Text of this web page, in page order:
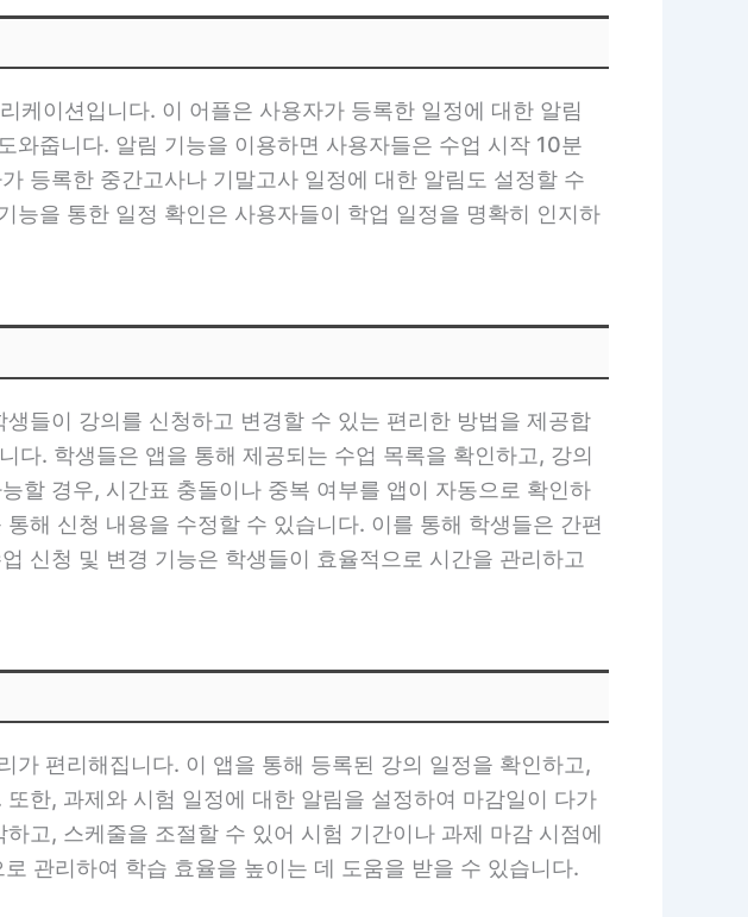
케이션입니다. 이 어플은 사용자가 등록한 일정에 대한 알림
와줍니다. 알림 기능을 이용하면 사용자들은 수업 시작 10분
등록한 중간고사나 기말고사 일정에 대한 알림도 설정할 수
능을 통한 일정 확인은 사용자들이 학업 일정을 명확히 인지하
들이 강의를 신청하고 변경할 수 있는 편리한 방법을 제공합
다. 학생들은 앱을 통해 제공되는 수업 목록을 확인하고, 강의
할 경우, 시간표 충돌이나 중복 여부를 앱이 자동으로 확인하
해 신청 내용을 수정할 수 있습니다. 이를 통해 학생들은 간편
신청 및 변경 기능은 학생들이 효율적으로 시간을 관리하고
가 편리해집니다. 이 앱을 통해 등록된 강의 일정을 확인하고,
한, 과제와 시험 일정에 대한 알림을 설정하여 마감일이 다가
고, 스케줄을 조절할 수 있어 시험 기간이나 과제 마감 시점에
관리하여 학습 효율을 높이는 데 도움을 받을 수 있습니다.